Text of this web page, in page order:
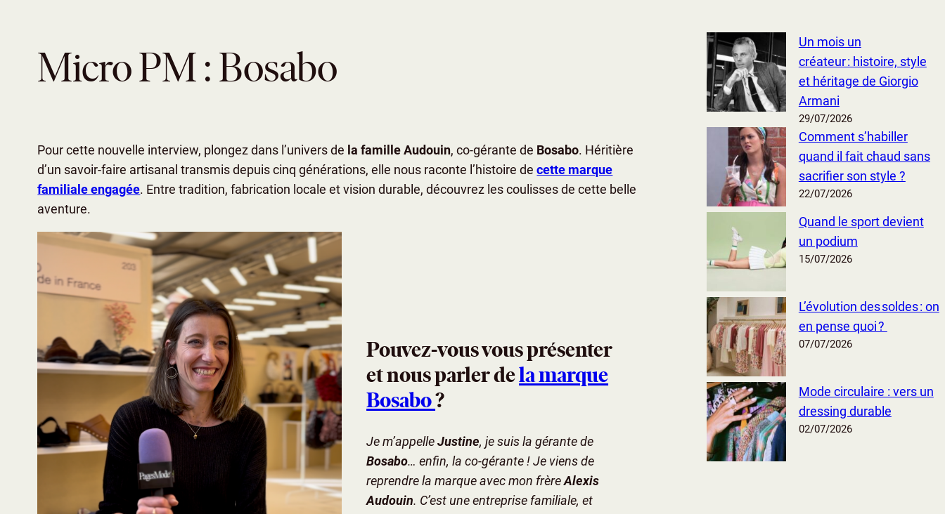
Micro PM : Bosabo
Pour cette nouvelle interview, plongez dans l’univers de la famille Audouin, co-gérante de Bosabo. Héritière
d’un savoir-faire artisanal transmis depuis cinq générations, elle nous raconte l’histoire decette marque
familiale engagée. Entre tradition, fabrication locale et vision durable, découvrez les coulisses de cette belle
aventure.
Pouvez-vous vous présenter
et nous parler dela marque
Bosabo?
Je m’appelleJustine, je suis la gérante de
Bosabo… enfin, la co-gérante ! Je viens de
reprendre la marque avec mon frèreAlexis
Audouin. C’est une entreprise familiale, et
Un mois un
créateur : histoire, style
et héritage de Giorgio
Armani
29/07/2026
Comment s’habiller
quand il fait chaud sans
sacrifier son style ?
22/07/2026
Quand le sport devient
un podium
15/07/2026
L’évolution des soldes : on
en pense quoi ?
07/07/2026
Mode circulaire : vers un
dressing durable
02/07/2026